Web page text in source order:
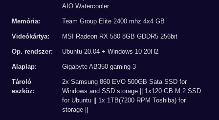
AIO Watercooler
Memória: Team Group Elite 2400 mhz 4x4 GB
Videókártya: MSI Radeon RX 580 8GB GDDR5 256bit
Op. rendszer: Ubuntu 20.04 + Windows 10 20H2
Alaplap: Gigabyte AB350 gaming-3
Tároló
eszköz:
2x Samsung 860 EVO 500GB Sata SSD for
Windows and SSD storage || 1x120 GB M.2 SSD
for Ubuntu || 1x 1TB(7200 RPM Toshiba) for
storage ||